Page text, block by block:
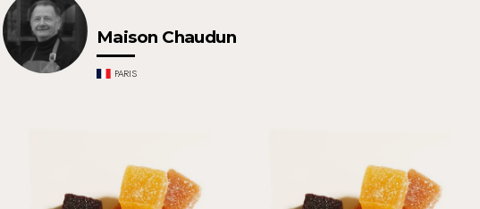
Maison Chaudun
PARIS